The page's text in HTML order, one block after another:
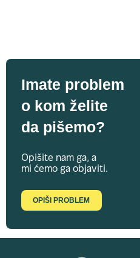
Imate problem
o kom želite
da pišemo?
Opišite nam ga, a
mi ćemo ga objaviti.
OPIŠI PROBLEM